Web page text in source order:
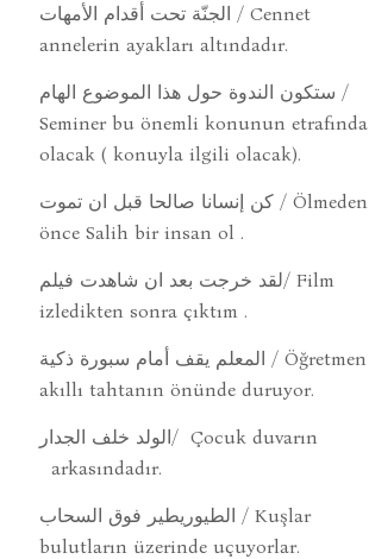
الجنّة تحت أقدام الأمهات / Cennet
annelerin ayakları altındadır.
ستكون الندوة حول هذا الموضوع الهام /
Seminer bu önemli konunun etrafında
olacak ( konuyla ilgili olacak).
كن إنسانا صالحا قبل ان تموت / Ölmeden
önce Salih bir insan ol .
لقد خرجت بعد ان شاهدت فيلم/ Film
izledikten sonra çıktım .
المعلم يقف أمام سبورة ذكية / Öğretmen
akıllı tahtanın önünde duruyor.
الولد خلف الجدار/ Çocuk duvarın
arkasındadır.
الطيوريطير فوق السحاب / Kuşlar
bulutların üzerinde uçuyorlar.